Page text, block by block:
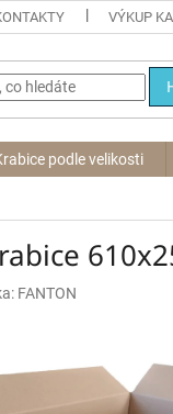
VÝKUP
podle velikosti
FANTON